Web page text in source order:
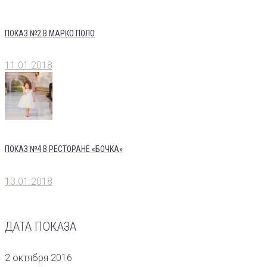
ПОКАЗ №2 В МАРКО ПОЛО
11.01.2018
ПОКАЗ №4 В РЕСТОРАНЕ «БОЧКА»
13.01.2018
ДАТА ПОКАЗА
2 октября 2016